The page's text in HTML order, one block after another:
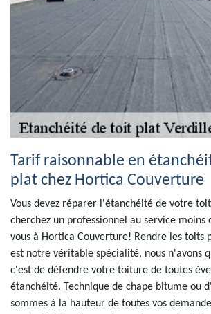
Tarif raisonnable en
plat chez Hortica Couverture
Vous devez réparer l'étanchéité de votre
cherchez un professionnel au service moins
vous à Hortica Couverture! Rendre les toits
est notre véritable spécialité, nous n'avons
c'est de défendre votre toiture de toutes
étanchéité. Technique de chape bitume ou
sommes à la hauteur de toutes vos